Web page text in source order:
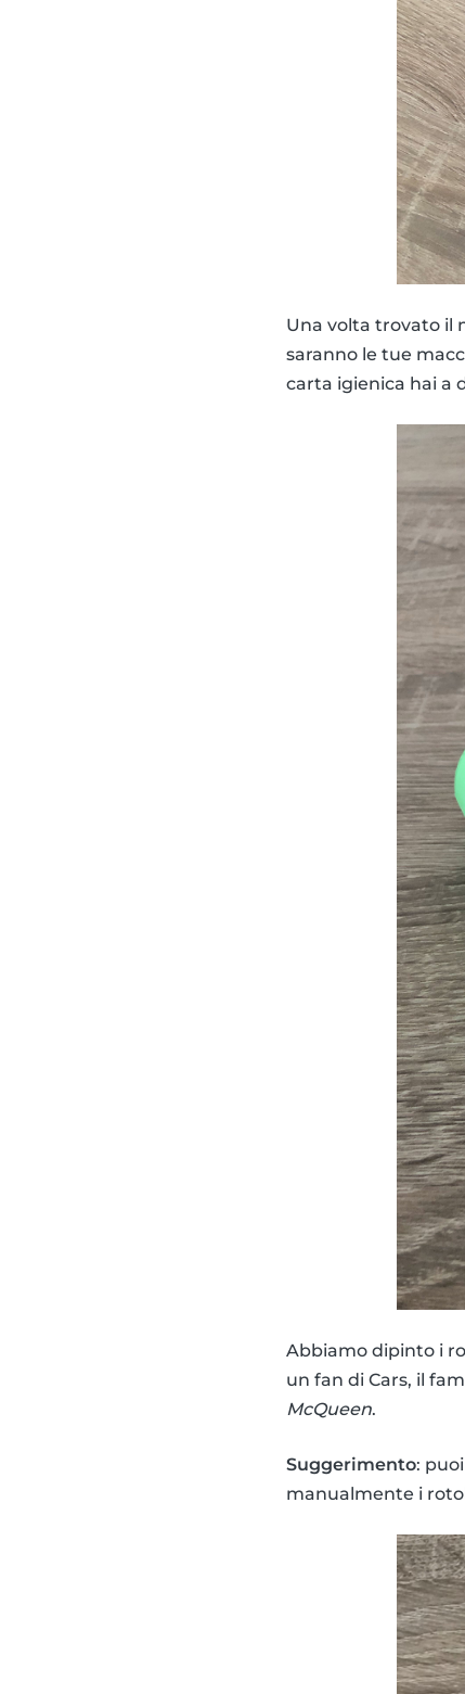
Una volta trovato il
saranno le tue
carta igienica hai a
Abbiamo dipinto i
un fan di Cars, il
McQueen.
Suggerimento:
manualmente i